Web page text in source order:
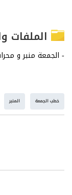
الملفات
خطب الجمعة المنبر